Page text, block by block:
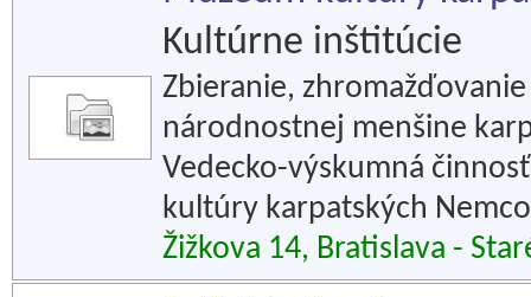
Kultúrne inštitúcie
Zbieranie,
národnostnej menšine
Vedecko-výskumná
kultúry karpatských
Žižkova 14, Bratislava -